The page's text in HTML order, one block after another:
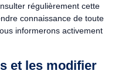
régulièrement cette
connaissance de toute
informerons activement
et les modifier